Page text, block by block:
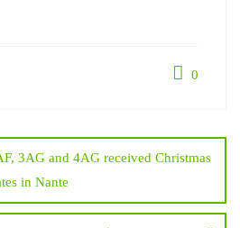
0
3AG and 4AG received Christmas
in Nante